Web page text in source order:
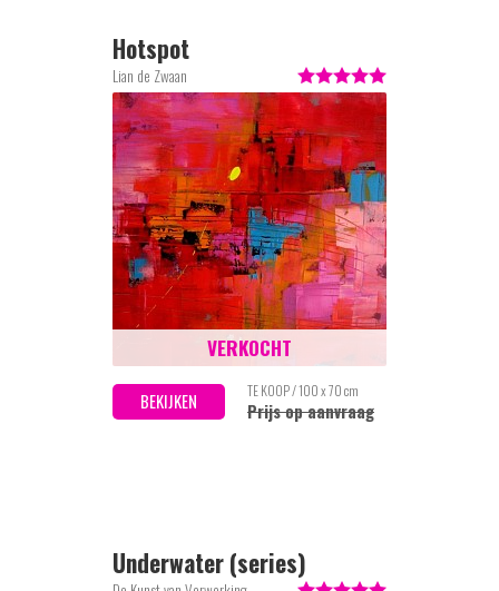
Hotspot
Lian de Zwaan
BEKIJKEN TE KOOP / 100 x 70 cm
Prijs op aanvraag
VERKOCHT
Underwater (series)